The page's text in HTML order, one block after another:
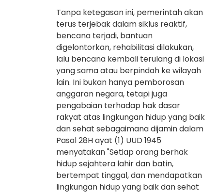
Tanpa ketegasan ini, pemerintah akan
terus terjebak dalam siklus reaktif,
bencana terjadi, bantuan
digelontorkan, rehabilitasi dilakukan,
lalu bencana kembali terulang di lokasi
yang sama atau berpindah ke wilayah
lain. Ini bukan hanya pemborosan
anggaran negara, tetapi juga
pengabaian terhadap hak dasar
rakyat atas lingkungan hidup yang baik
dan sehat sebagaimana dijamin dalam
Pasal 28H ayat (1) UUD 1945
menyatakan "Setiap orang berhak
hidup sejahtera lahir dan batin,
bertempat tinggal, dan mendapatkan
lingkungan hidup yang baik dan sehat